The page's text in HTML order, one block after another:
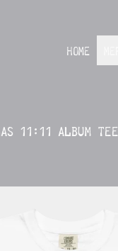
HOME
11:11 ALBUM TEE